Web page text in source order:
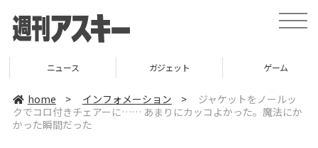
t
o
v
i
ニュース ガジェット ゲーム
home > インフォメーション >
ジャケットをノールッ
クでコロ付きチェアーに…… あまりにカッコよかった。魔法にか
かった瞬間だった